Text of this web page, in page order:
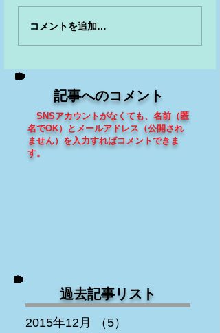
コメントを追加…
記事へのコメント
SNSアカウントがなくても、 名前（匿
名でOK）とメールアドレス（公開され
ません）を入力すればコメントできま
す。
過去記事リスト
2015年12月 （5）